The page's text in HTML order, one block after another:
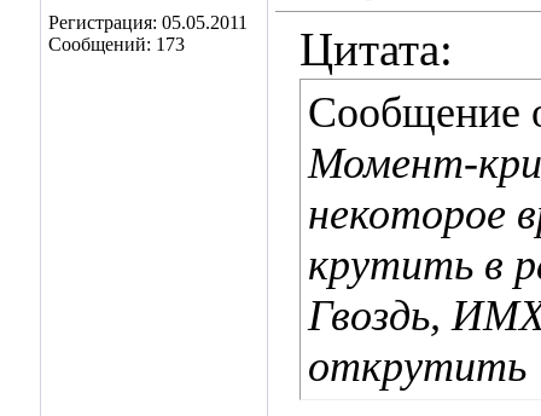
Регистрация: 05.05.2011
Сообщений: 173
Цитата:
Сообщение
Момент-
некоторое
крутить в
Гвоздь,
открутить